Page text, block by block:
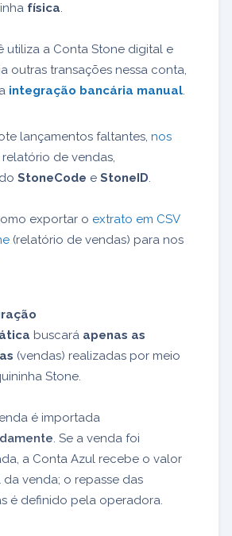
física.
utiliza a Conta Stone digital e
outras transações nessa conta,
integração bancária manual.
lançamentos faltantes, nos
relatório de vendas,
StoneCode e StoneID.
exportar o extrato em CSV
(relatório de vendas) para nos
buscará apenas as
(vendas) realizadas por meio
Stone.
é importada
. Se a venda foi
a Conta Azul recebe o valor
da venda; o repasse das
é definido pela operadora.